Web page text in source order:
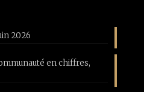
2026
en chiffres,